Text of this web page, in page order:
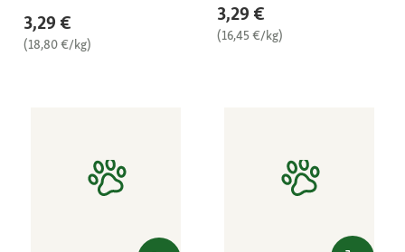
3,29 €
(18,80 €/kg)
3,29 €
(16,45 €/kg)